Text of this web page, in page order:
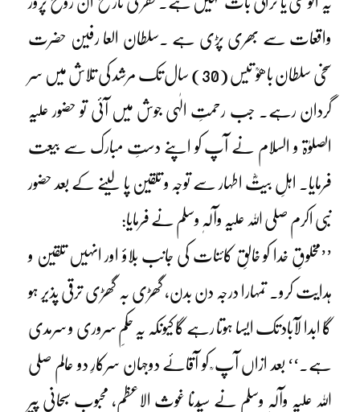
واقعات سے بھری پڑی ہے ۔سلطان العا رفین حضرت
سخی سلطان باھوؒ تیس (30) سال تک مرشد کی تلاش میں سر
گردان رہے۔ جب رحمتِ الٰہی جوش میں آئی تو حضور علیہ
الصلوٰۃ و السلام نے آپ کو اپنے دستِ مبارک سے بیعت
فرمایا۔ اہلِ بیتؓ اطہار سے توجہ و تلقین پا لینے کے بعد حضور
نبی اکرم صلی اللہ علیہ وآلہٖ وسلم نے فرمایا:
’’مخلوقِ خدا کو خالقِ کائنات کی جانب بلاؤ اور انہیں تلقین و
ہدایت کرو۔ تمہارا درجہ دن بدن، گھڑی بہ گھڑی ترقی پذیر ہو
گا ابدا لآباد تک ایسا ہوتا رہے گا کیونکہ یہ حکمِ سروری و سرمدی
ہے۔‘‘ بعد ازاں آپ ؒ کو آقائے دوجہان سرکارِ دو عالم صلی
اللہ علیہ وآلہٖ وسلم نے سیّدنا غوث الاعظم، محبوبِ سبحانی پیر